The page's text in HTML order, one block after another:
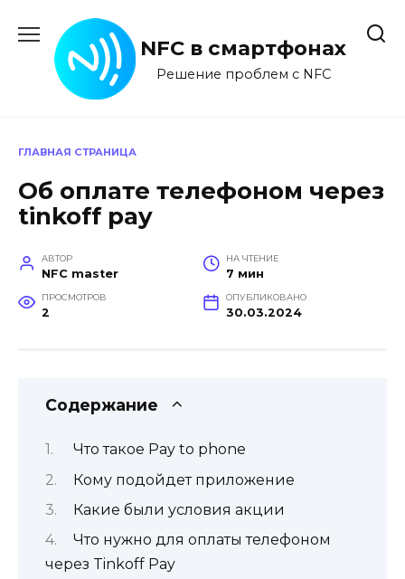
содержанию
NFC в смартфонах
Решение проблем с NFC
ГЛАВНАЯ СТРАНИЦА
Об оплате телефоном через
tinkoff pay
АВТОР
NFC master
НА ЧТЕНИЕ
7 мин
ПРОСМОТРОВ
2
ОПУБЛИКОВАНО
30.03.2024
Содержание
Что такое Pay to phone
Кому подойдет приложение
Какие были условия акции
Что нужно для оплаты телефоном
через Tinkoff Pay